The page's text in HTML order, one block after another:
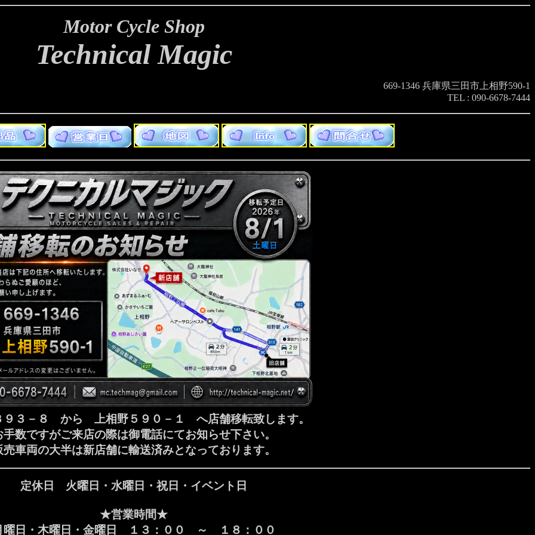
Motor Cycle Shop
Technical Magic
669-1346 兵庫県三田市上相野590-1
TEL : 090-6678-7444
９３－８ から 上相野５９０－１ へ店舗移転致します。
手数ですがご来店の際は御電話にてお知らせ下さい。
売車両の大半は新店舗に輸送済みとなっております。
定休日 火曜日・水曜日・祝日・イベント日
★営業時間★
曜日・木曜日・金曜日 １３：００ ～ １８：００